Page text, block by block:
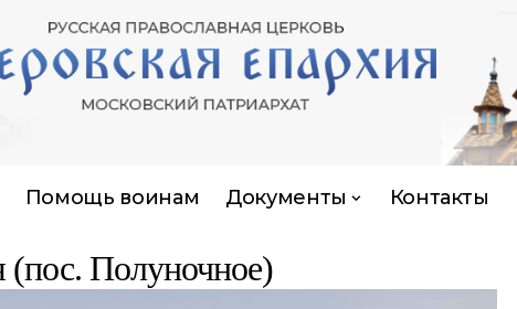
Помощь воинам Документы Контакты
(пос. Полуночное)